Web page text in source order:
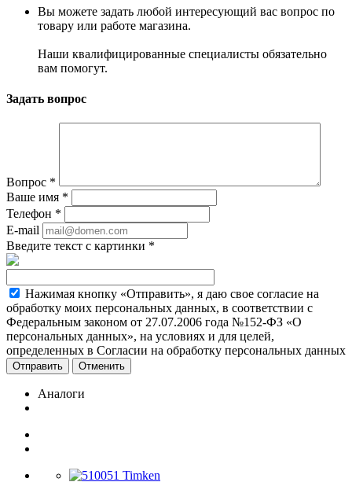
Вы можете задать любой интересующий вас вопрос по
товару или работе магазина.
Наши квалифицированные специалисты обязательно
вам помогут.
Задать вопрос
Вопрос *
Ваше имя *
Телефон *
E-mail
Введите текст с картинки *
Нажимая кнопку «Отправить», я даю свое согласие на
обработку моих персональных данных, в соответствии с
Федеральным законом от 27.07.2006 года №152-ФЗ «О
персональных данных», на условиях и для целей,
определенных в Согласии на обработку персональных данных
Отменить
Аналоги